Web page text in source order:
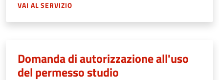
VAI AL SERVIZIO
Domanda di autorizzazione all'uso
del permesso studio